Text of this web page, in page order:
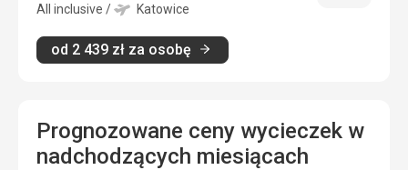
All inclusive / Katowice
od 2 439 zł za osobę
Prognozowane ceny wycieczek w
nadchodzących miesiącach